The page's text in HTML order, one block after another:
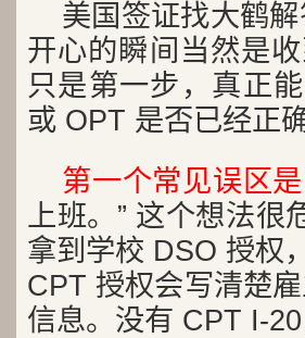
美国签证找大鹤
开心的瞬间当然是
只是第一步，真正
或 OPT 是否已经正
第一个常见误区是
上班。” 这个想法
拿到学校 DSO 授权
CPT 授权会写清楚
信息。没有 CPT I-